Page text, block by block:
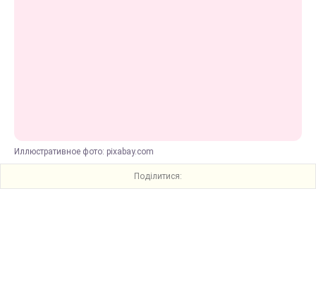
Иллюстративное фото: pixabay.com
Поділитися: